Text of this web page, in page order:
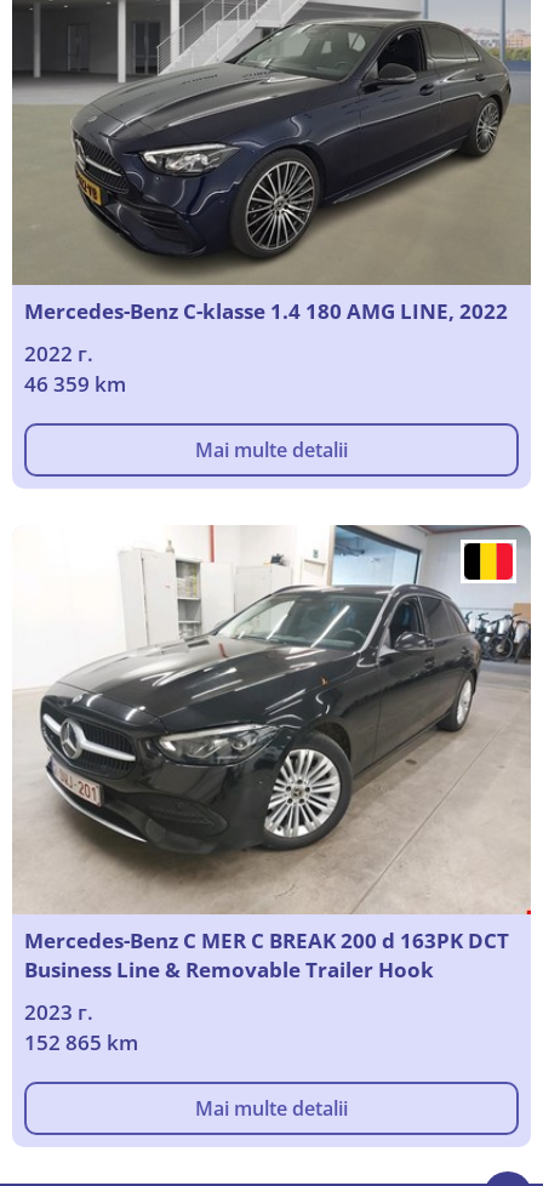
Mercedes-Benz C-klasse 1.4 180 AMG LINE, 2022
2022 г.
46 359 km
Mai multe detalii
Mercedes-Benz C MER C BREAK 200 d 163PK DCT
Business Line & Removable Trailer Hook
2023 г.
152 865 km
Mai multe detalii